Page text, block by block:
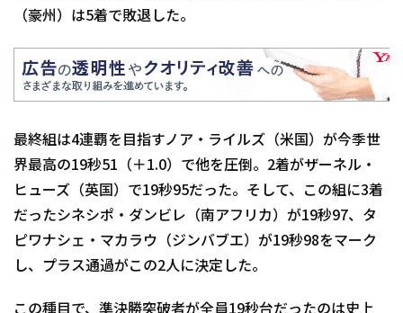
（豪州）は5着で敗退した。
最終組は4連覇を目指すノア・ライルズ（米国）が今季世
界最高の19秒51（＋1.0）で他を圧倒。2着がザーネル・
ヒューズ（英国）で19秒95だった。そして、この組に3着
だったシネシポ・ダンビレ（南アフリカ）が19秒97、タ
ピワナシェ・マカラウ（ジンバブエ）が19秒98をマーク
し、プラス通過がこの2人に決定した。
この種目で、準決勝突破者が全員19秒台だったのは史上